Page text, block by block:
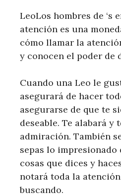
LeoLos hombres de ‘s
atención es una
cómo llamar la
y conocen el poder de
Cuando una Leo le
asegurará de hacer
asegurarse de que te
deseable. Te alabará y
admiración. También
sepas lo impresionado
cosas que dices y
notará toda la
buscando.